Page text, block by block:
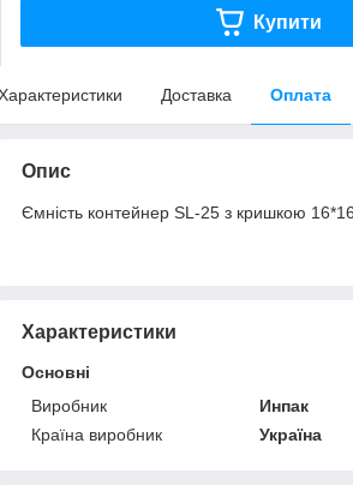
Купити
Доставка Оплата
Опис
Ємність контейнер SL-25 з кришкою
Характеристики
Основні
Виробник
Инпак
Країна виробник
Україна